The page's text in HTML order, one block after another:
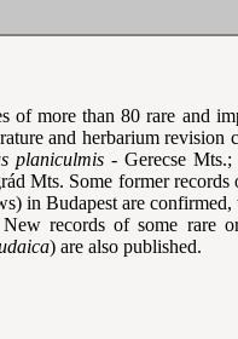
of more than 80 rare and
and herbarium
planiculmis - Gerecse
Mts. Some former records
in Budapest are
records of some rare
) are also published.